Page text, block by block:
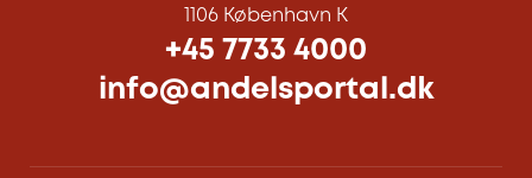
1106 København K
+45 7733 4000
info@andelsportal.dk